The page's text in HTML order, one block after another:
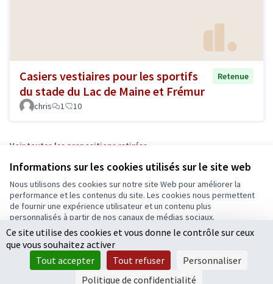
Informations sur les cookies utilisés sur le site web
Nous utilisons des cookies sur notre site Web pour améliorer la
performance et les contenus du site. Les cookies nous permettent
de fournir une expérience utilisateur et un contenu plus
personnalisés à partir de nos canaux de médias sociaux.
Tout accepter
Accepter seulement les cookies essentiels
Paramètres
Casiers vestiaires pour les sportifs
du stade du Lac de Maine et Frémur
Retenue
chris 1 10
Voir toutes les propositions retirées
Conditions d'utilisation
Paramètres des cookies
Ecrivons Angers sur X
(Lien externe)
Ecrivons Angers sur Facebook
(Lien externe)
logiciel libre Decidim .
Licence
(Lien
Ce site utilise des cookies et vous donne le contrôle sur ceux
que vous souhaitez activer
Tout accepter
Tout refuser
Personnaliser
Politique de confidentialité